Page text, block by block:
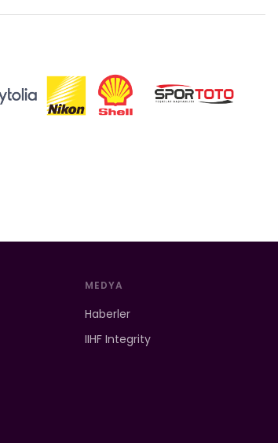
MEDYA
Haberler
IIHF Integrity